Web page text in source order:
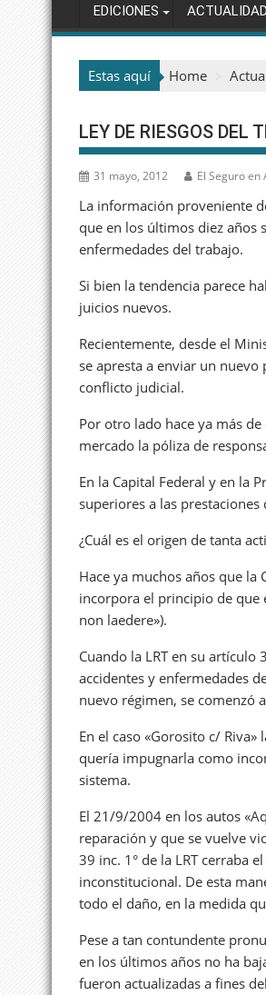
EDICIONES ACTUALIDAD
Estas aquí Home
LEY DE RIESGOS DEL
31 mayo, 2012 El Seguro en
La información proveniente
que en los últimos diez años
enfermedades del trabajo.
Si bien la tendencia parece
juicios nuevos.
Recientemente, desde el
se apresta a enviar un
conflicto judicial.
Por otro lado hace ya más
mercado la póliza de
En la Capital Federal y en la
superiores a las prestaciones
¿Cuál es el origen de tanta
Hace ya muchos años que la
incorpora el principio de que
non laedere»).
Cuando la LRT en su
accidentes y enfermedades
nuevo régimen, se comenzó
En el caso «Gorosito c/ Riva»
quería impugnarla como
sistema.
El 21/9/2004 en los autos
reparación y que se vuelve
39 inc. 1° de la LRT cerraba
inconstitucional. De esta
todo el daño, en la medida
Pese a tan contundente
en los últimos años no ha
fueron actualizadas a fines